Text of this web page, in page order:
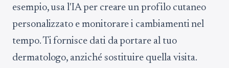
esempio, usa l'IA per creare un profilo cutaneo
personalizzato e monitorare i cambiamenti nel
tempo. Ti fornisce dati da portare al tuo
dermatologo, anziché sostituire quella visita.